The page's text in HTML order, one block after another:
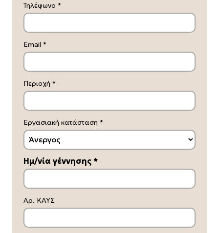
Generation EU].
Τηλέφωνο *
Email *
Περιοχή *
Εργασιακή κατάσταση *
Ημ/νία γέννησης *
Αρ. ΚΑΥΣ